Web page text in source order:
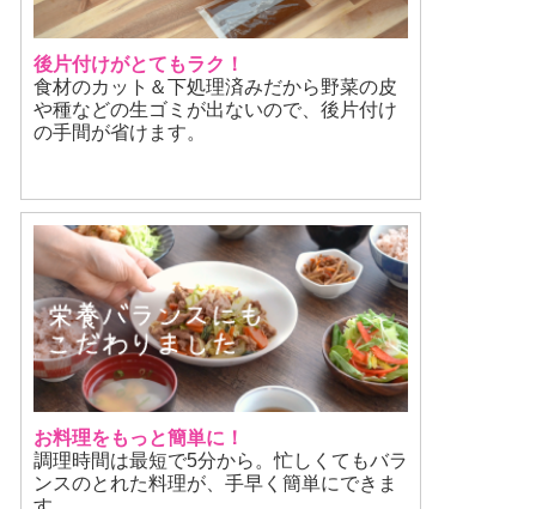
後片付けがとてもラク！
食材のカット＆下処理済みだから野菜の皮
や種などの生ゴミが出ないので、後片付け
の手間が省けます。
お料理をもっと簡単に！
調理時間は最短で5分から。忙しくてもバラ
ンスのとれた料理が、手早く簡単にできま